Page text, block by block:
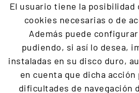
+34 609 894
Programación Defensa Suposito
Presencial Packs y ofertas
Educación y blog
El usuario tiene la posibilidad
cookies necesarias o de
Además puede
pudiendo, si así lo desea,
instaladas en su disco duro,
en cuenta que dicha
dificultades de navegación